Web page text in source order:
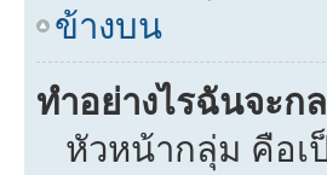
ข้างบน
ทำอย่างไรฉันจะก
หัวหน้ากลุ่ม คือเ